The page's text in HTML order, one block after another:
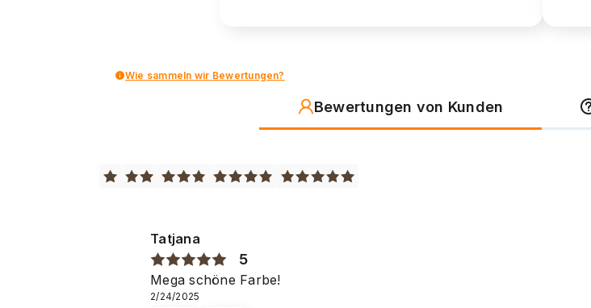
Wie sammeln wir Bewertungen?
Bewertungen von Kunden
Tatjana
5
Mega schöne Farbe!
2/24/2025